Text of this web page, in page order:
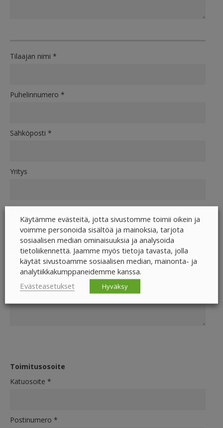
Tilaajan nimi *
Puhelinnumero *
Sähköposti *
Yritys
Y-tunnus
Laskutustiedot
Toimitusosoite
Katuosoite *
Postinumero *
Käytämme evästeitä, jotta sivustomme toimii oikein ja
voimme personoida sisältöä ja mainoksia, tarjota
sosiaalisen median ominaisuuksia ja analysoida
tietoliikennettä. Jaamme myös tietoja tavasta, jolla
käytät sivustoamme sosiaalisen median, mainonta- ja
analytiikkakumppaneidemme kanssa.
Evästeasetukset
Hyväksy